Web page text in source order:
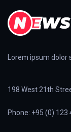
Lorem ipsum dolor
198 West 21th
Phone: +95 (0) 123